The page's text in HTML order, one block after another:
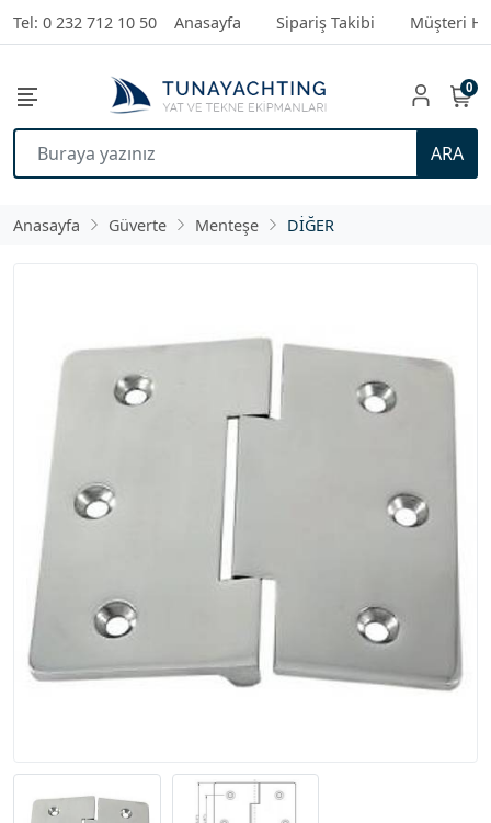
Tel: 0 232 712 10 50 Anasayfa Sipariş Takibi Müşteri
ARA
0
Anasayfa Güverte Menteşe DİĞER